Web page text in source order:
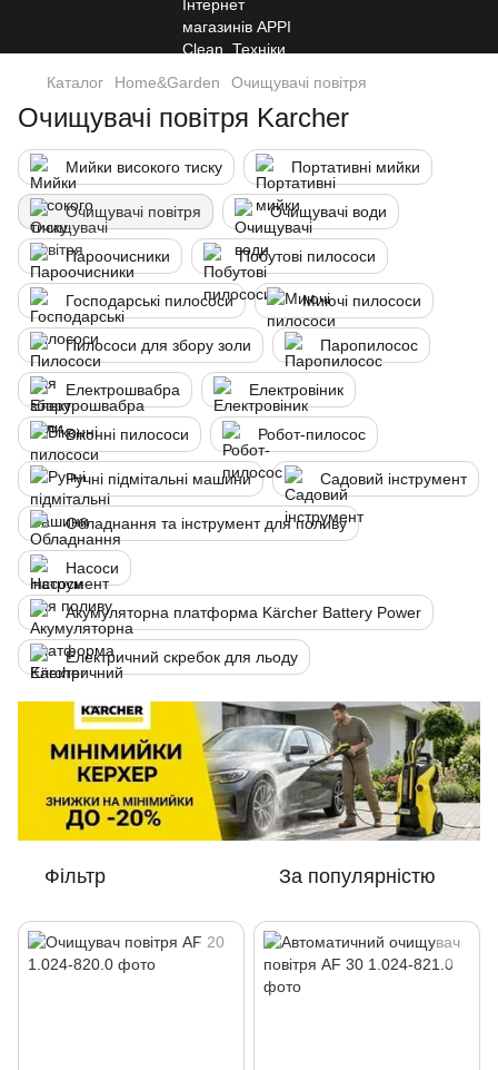
Каталог Home&Garden Очищувачі повітря
Очищувачі повітря Karcher
Мийки високого тиску Портативні мийки
Очищувачі повітря Очищувачі води
Пароочисники Побутові пилососи
Господарські пилососи Миючі пилососи
Пилососи для збору золи Паропилосос
Електрошвабра Електровіник
Віконні пилососи Робот-пилосос
Ручні підмітальні машини Садовий інструмент
Обладнання та інструмент для поливу
Насоси
Акумуляторна платформа Kärcher Battery Power
Електричний скребок для льоду
Фільтр За популярністю